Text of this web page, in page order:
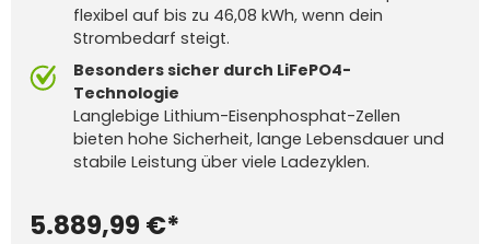
flexibel auf bis zu 46,08 kWh, wenn dein
Strombedarf steigt.
Besonders sicher durch LiFePO4-
Technologie
Langlebige Lithium-Eisenphosphat-Zellen
bieten hohe Sicherheit, lange Lebensdauer und
stabile Leistung über viele Ladezyklen.
5.889,99 €*